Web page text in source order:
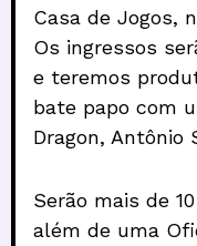
Casa de Jogos,
Os ingressos
e teremos
bate papo com
Dragon, Antônio
Serão mais de
além de uma